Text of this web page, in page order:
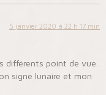
5 janvier 2020 à 22 h 17 min
différents point de vue.
signe lunaire et mon